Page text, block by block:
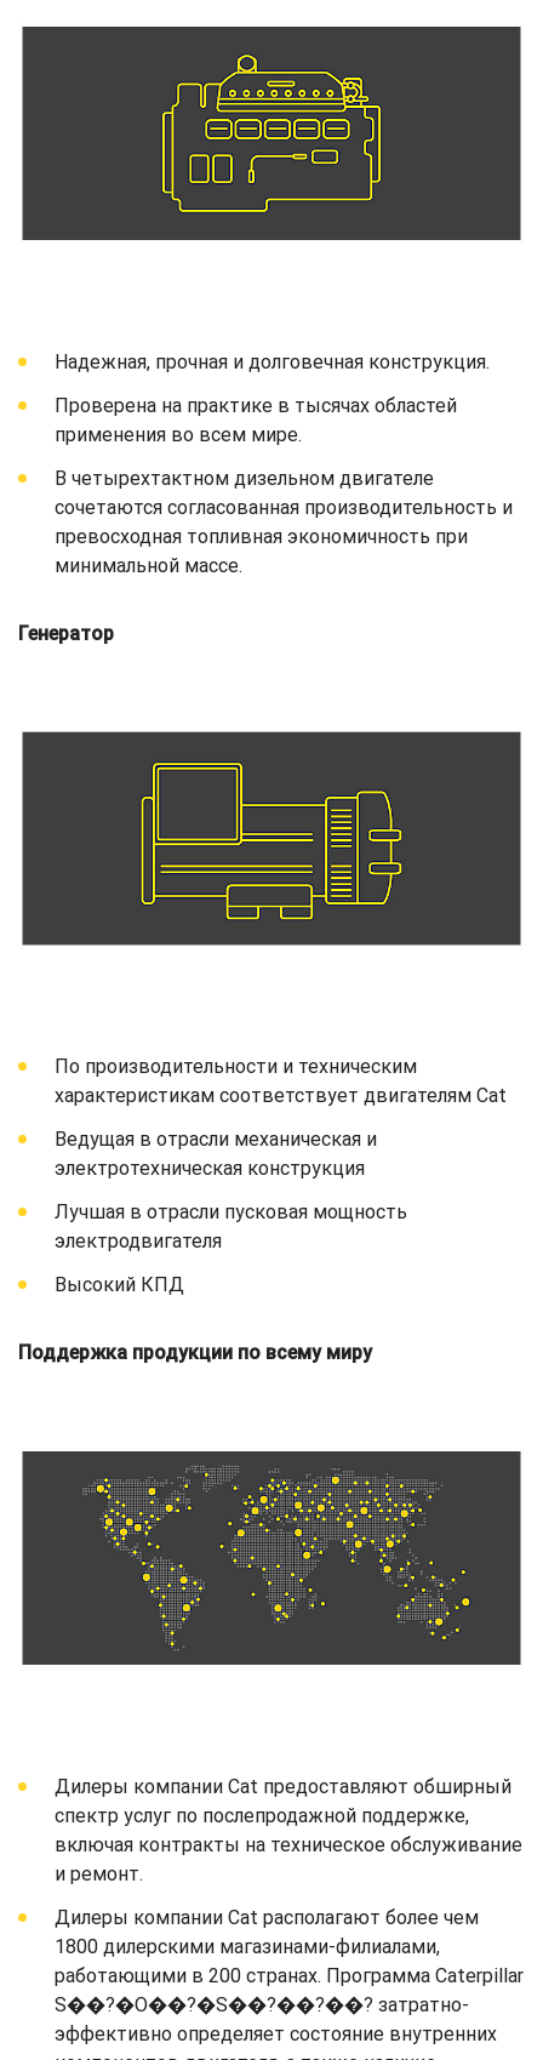
Надежная, прочная и долговечная конструкция.
Проверена на практике в тысячах областей
применения во всем мире.
В четырехтактном дизельном двигателе
сочетаются согласованная производительность и
превосходная топливная экономичность при
минимальной массе.
Генератор
По производительности и техническим
характеристикам соответствует двигателям Cat
Ведущая в отрасли механическая и
электротехническая конструкция
Лучшая в отрасли пусковая мощность
электродвигателя
Высокий КПД
Поддержка продукции по всему миру
Дилеры компании Cat предоставляют обширный
спектр услуг по послепродажной поддержке,
включая контракты на техническое обслуживание
и ремонт.
Дилеры компании Cat располагают более чем
1800 дилерскими магазинами-филиалами,
работающими в 200 странах. Программа Caterpillar
S��?�O��?�S��?��?��? затратно-
эффективно определяет состояние внутренних